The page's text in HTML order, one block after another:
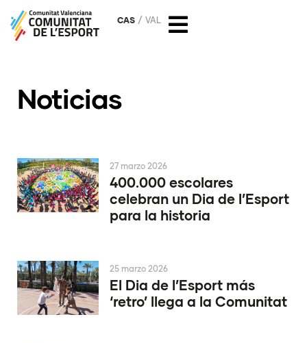
CAS VAL
Noticias
400.000 escolares
celebran un Dia de l’Esport
para la historia
27 marzo 2026
El Dia de l’Esport más
‘retro’ llega a la Comunitat
25 marzo 2026